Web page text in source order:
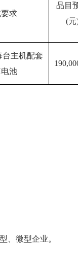
求
品目
(元
台主机配套
池
、微型企业。